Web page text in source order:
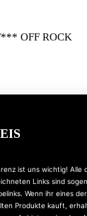
OFF ROCK
ist uns wichtig! Alle
Links sind
Wenn ihr eines
Produkte kauft,